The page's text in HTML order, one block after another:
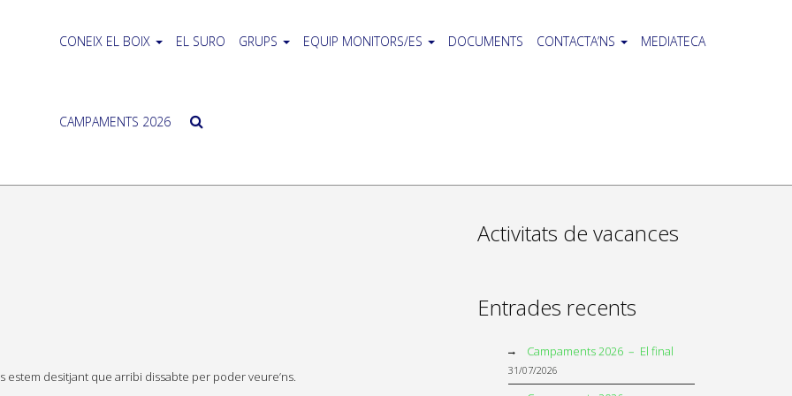
CONEIX EL BOIX EL SURO GRUPS EQUIP MONITORS/ES DOCUMENTS CONTACTA’NS MEDIATECA
CAMPAMENTS 2026
estem desitjant que arribi dissabte per poder veure’ns.
Activitats de vacances
Entrades recents
Campaments 2026 – El final
31/07/2026